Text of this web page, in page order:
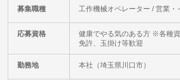
募集職種 工作機械オペレーター / 営業・
応募資格
健康でやる気のある方 ※各種
免許、玉掛け等歓迎
勤務地 本社（埼玉県川口市）